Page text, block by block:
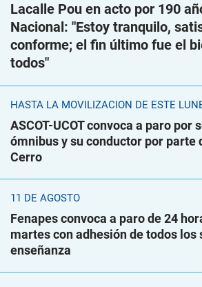
Lacalle Pou en acto por 190
Nacional: "Estoy tranquilo,
conforme; el fin último fue el
todos"
HASTA LA MOVILIZACIÓN DE ESTE
ASCOT-UCOT convoca a paro por
ómnibus y su conductor por parte
Cerro
11 DE AGOSTO
Fenapes convoca a paro de 24
martes con adhesión de todos los
enseñanza